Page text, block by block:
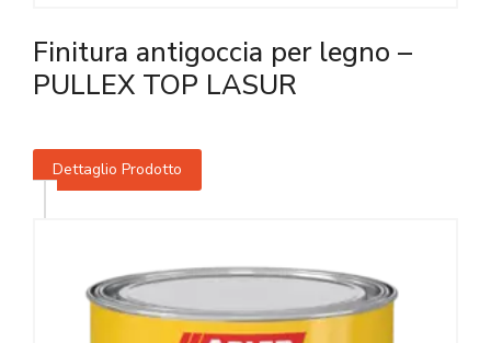
Finitura antigoccia per legno –
PULLEX TOP LASUR
Dettaglio Prodotto